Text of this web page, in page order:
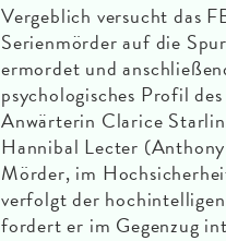
Vergeblich versucht das
Serienmörder auf die
ermordet und
psychologisches Profil
Anwärterin Clarice
Hannibal Lecter
Mörder, im
verfolgt der
fordert er im Gegenzug